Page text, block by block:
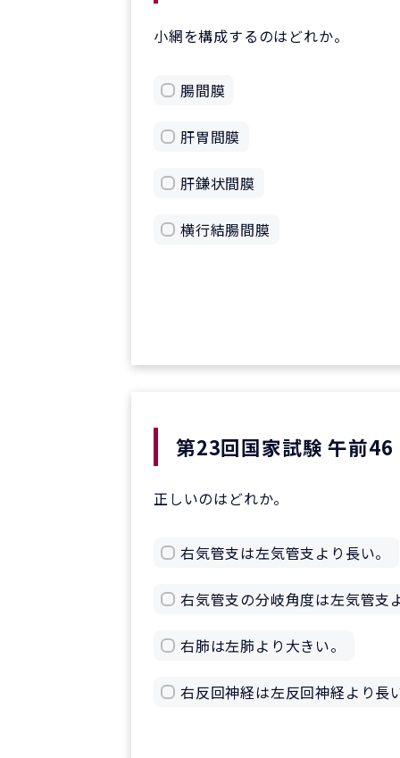
小網を構成するのはどれか。
腸間膜
肝胃間膜
肝鎌状間膜
横行結腸間膜
第23回国家試験 午前46
正しいのはどれか。
右気管支は左気管支より長い。
右気管支の分岐角度は左気管支
右肺は左肺より大きい。
右反回神経は左反回神経より長